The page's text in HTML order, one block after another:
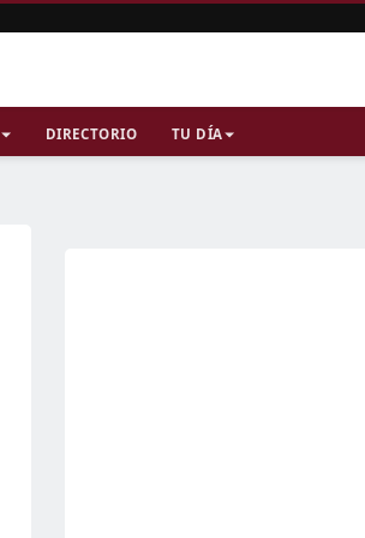
DIRECTORIO TU DÍA